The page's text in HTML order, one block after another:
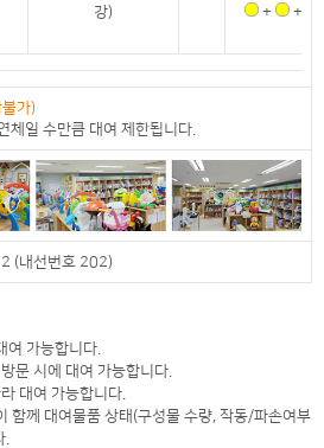
강)
+ +
가)
체일 수만큼 대여 제한됩니다.
(내선번호 202)
여 가능합니다.
문 시에 대여 가능합니다.
대여 가능합니다.
함께 대여물품 상태(구성물 수량, 작동/파손여부